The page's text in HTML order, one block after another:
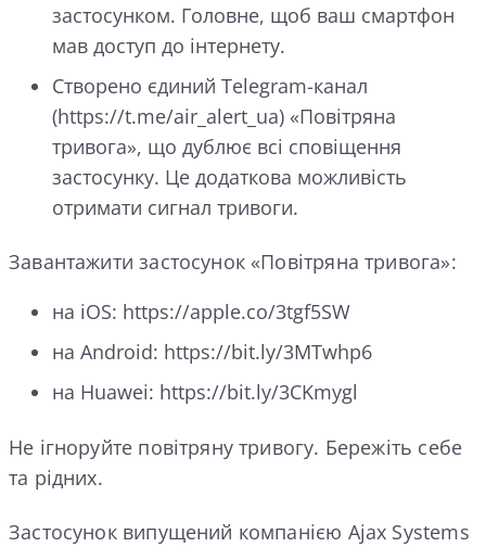
застосунком. Головне, щоб ваш смартфон
мав доступ до інтернету.
Створено єдиний Telegram-канал
(https://t.me/air_alert_ua) «Повітряна
тривога», що дублює всі сповіщення
застосунку. Це додаткова можливість
отримати сигнал тривоги.
Завантажити застосунок «Повітряна тривога»:
на iOS: https://apple.co/3tgf5SW
на Android: https://bit.ly/3MTwhp6
на Huawei: https://bit.ly/3CKmygl
Не ігноруйте повітряну тривогу. Бережіть себе
та рідних.
Застосунок випущений компанією Ajax Systems